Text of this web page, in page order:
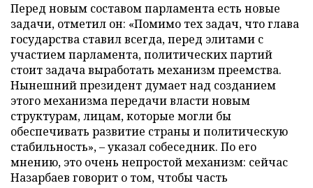
Перед новым составом парламента есть новые
задачи, отметил он: «Помимо тех задач, что глава
государства ставил всегда, перед элитами с
участием парламента, политических партий
стоит задача выработать механизм преемства.
Нынешний президент думает над созданием
этого механизма передачи власти новым
структурам, лицам, которые могли бы
обеспечивать развитие страны и политическую
стабильность», – указал собеседник. По его
мнению, это очень непростой механизм: сейчас
Назарбаев говорит о том, чтобы часть